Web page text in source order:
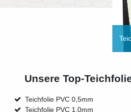
Unsere Top-
Teichfolie PVC 0,5mm
Teichfolie PVC 1,0mm